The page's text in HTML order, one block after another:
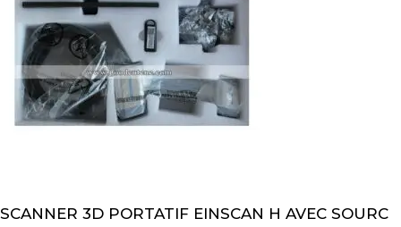
SCANNER 3D PORTATIF EINSCAN H AVEC SOURC